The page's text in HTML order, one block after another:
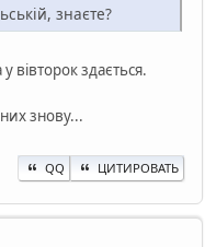
знаєте?
вівторок здається.
знову...
QQ ЦИТИРОВАТЬ